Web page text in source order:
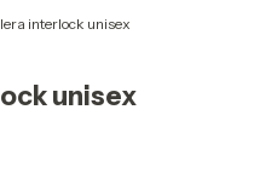
interlock unisex
unisex